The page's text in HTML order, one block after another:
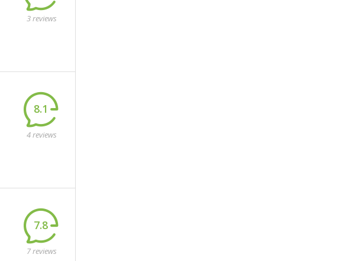
3 reviews
8.1
4 reviews
7.8
7 reviews